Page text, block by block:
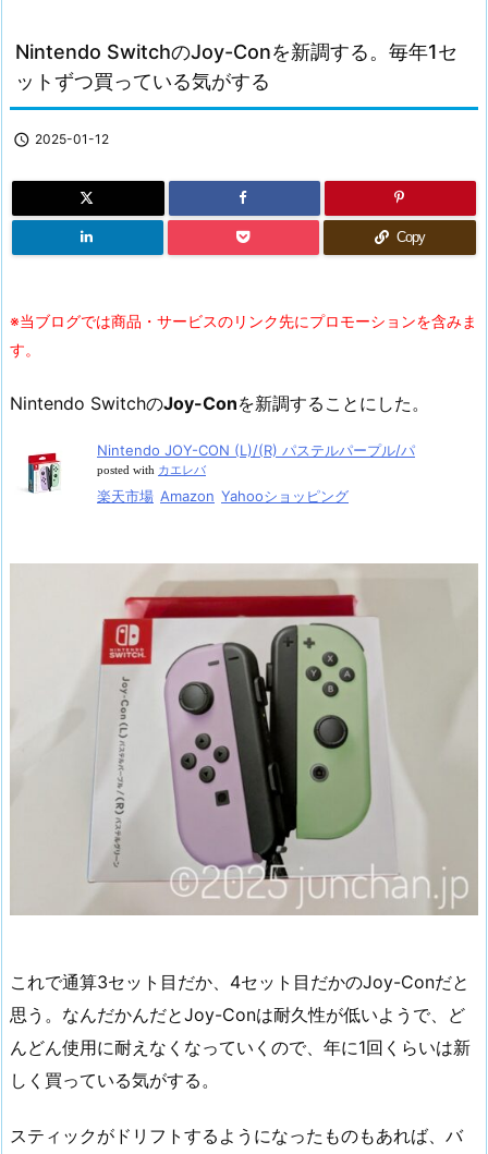
Nintendo SwitchのJoy-Conを新調する。毎年1セ
ットずつ買っている気がする
 2025-01-12
Copy
※当ブログでは商品・サービスのリンク先にプロモーションを含みま
す。
Nintendo SwitchのJoy-Conを新調することにした。
Nintendo JOY-CON (L)/(R) パステルパープル/パ
posted with カエレバ
楽天市場 Amazon Yahooショッピング
これで通算3セット目だか、4セット目だかのJoy-Conだと
思う。なんだかんだとJoy-Conは耐久性が低いようで、ど
んどん使用に耐えなくなっていくので、年に1回くらいは新
しく買っている気がする。
スティックがドリフトするようになったものもあれば、バ